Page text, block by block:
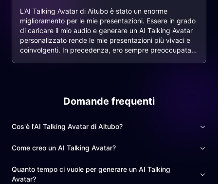
L'AI Talking Avatar di Aitubo è stato un enorme
miglioramento per le mie presentazioni. Essere in grado
di caricare il mio audio e generare un AI Talking Avatar
personalizzato rende le mie presentazioni più vivaci e
coinvolgenti. In precedenza, ero sempre preoccupata
Talking Avatar di Aitubo e li consiglio vivamente ad altri
che hanno bisogno di fare presentazioni.
Domande frequenti
Cos'è l'AI Talking Avatar di Aitubo?
Come creo un AI Talking Avatar?
Quanto tempo ci vuole per generare un AI Talking
Avatar?